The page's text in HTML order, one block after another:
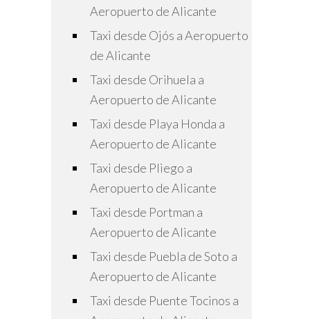
Aeropuerto de Alicante
Taxi desde Ojós a Aeropuerto
de Alicante
Taxi desde Orihuela a
Aeropuerto de Alicante
Taxi desde Playa Honda a
Aeropuerto de Alicante
Taxi desde Pliego a
Aeropuerto de Alicante
Taxi desde Portman a
Aeropuerto de Alicante
Taxi desde Puebla de Soto a
Aeropuerto de Alicante
Taxi desde Puente Tocinos a